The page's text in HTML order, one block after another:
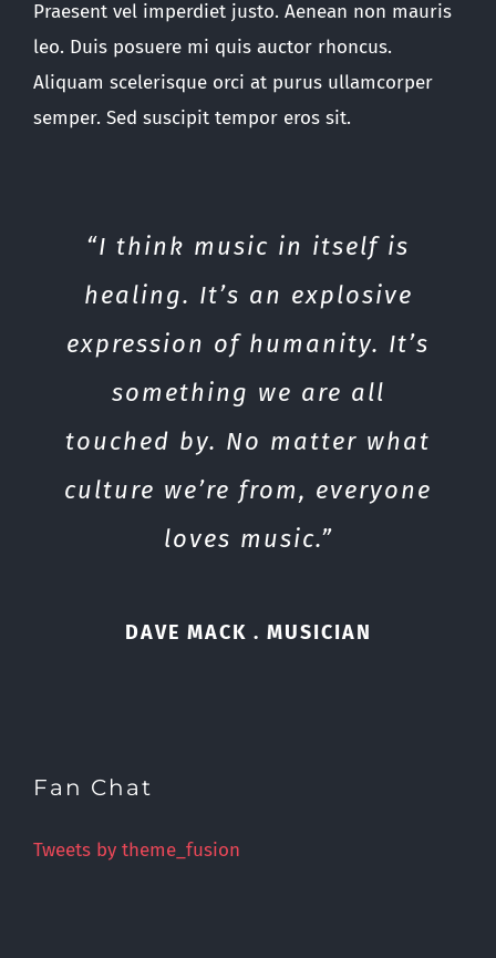
Praesent vel imperdiet justo. Aenean non mauris
leo. Duis posuere mi quis auctor rhoncus.
Aliquam scelerisque orci at purus ullamcorper
semper. Sed suscipit tempor eros sit.
“I think music in itself is
healing. It’s an explosive
expression of humanity. It’s
something we are all
touched by. No matter what
culture we’re from, everyone
loves music.”
DAVE MACK . MUSICIAN
Fan Chat
Tweets by theme_fusion